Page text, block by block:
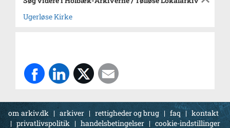
Ugerløse Kirke
om arkiv.dk | arkiver | rettigheder og brug | faq | kontakt
|privatlivspolitik | handelsbetingelser | cookie-indstillinger